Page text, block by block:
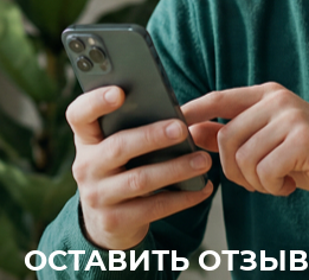
ОСТАВИТЬ ОТЗЫВ